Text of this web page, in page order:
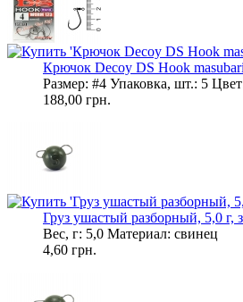
Крючок Decoy DS Hook
Размер: #4 Упаковка, шт.: 5
188,00 грн.
Груз ушастый разборный, 5,0 г,
Вес, г: 5,0 Материал: свинец
4,60 грн.